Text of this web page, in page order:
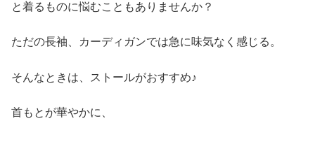
と着るものに悩むこともありませんか？
ただの長袖、カーディガンでは急に味気なく感じる。
そんなときは、ストールがおすすめ♪
首もとが華やかに、